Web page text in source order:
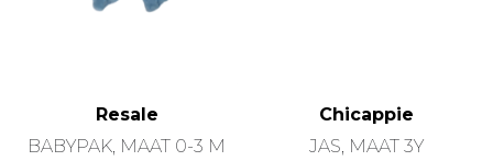
Resale
BABYPAK, MAAT 0-3 M
Chicappie
JAS, MAAT 3Y